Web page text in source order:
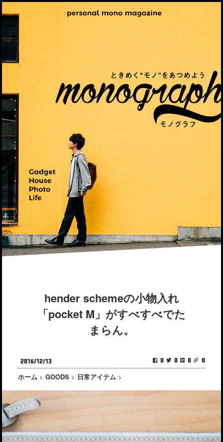
hender schemeの小物入れ
「pocket M」がすべすべでた
まらん。
0 0 0 0
2016/12/13
ホーム > GOODS > 日常アイテム >